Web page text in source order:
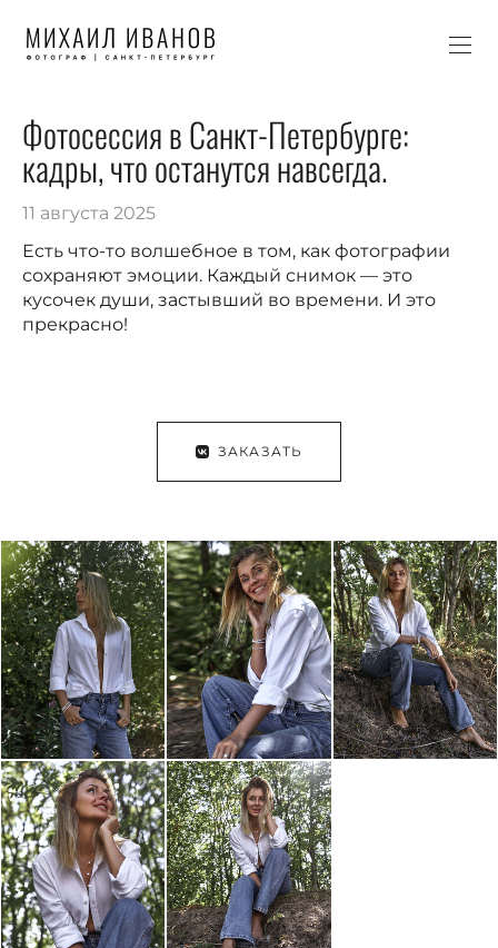
Фотосессия в Санкт-Петербурге:
кадры, что останутся навсегда.
11 августа 2025
Есть что-то волшебное в том, как фотографии
сохраняют эмоции. Каждый снимок — это
кусочек души, застывший во времени. И это
прекрасно!
ЗАКАЗАТЬ